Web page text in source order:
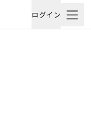
ログイン